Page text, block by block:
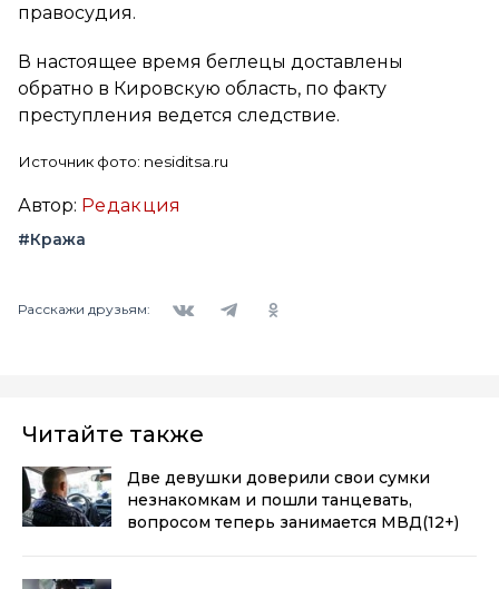
правосудия.
В настоящее время беглецы доставлены
обратно в Кировскую область, по факту
преступления ведется следствие.
Источник фото: nesiditsa.ru
Автор: Редакция
#Кража
Расскажи друзьям:
Читайте также
Две девушки доверили свои сумки
незнакомкам и пошли танцевать,
вопросом теперь занимается МВД(12+)